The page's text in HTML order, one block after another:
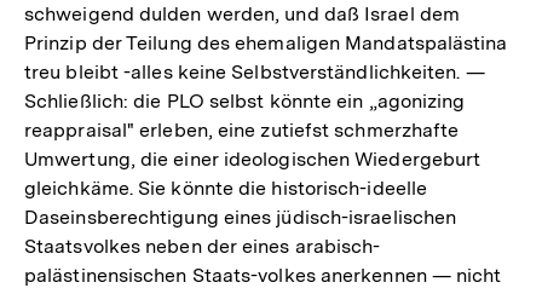
schweigend dulden werden, und daß Israel dem
Prinzip der Teilung des ehemaligen Mandatspalästina
treu bleibt -alles keine Selbstverständlichkeiten. —
Schließlich: die PLO selbst könnte ein „agonizing
reappraisal" erleben, eine zutiefst schmerzhafte
Umwertung, die einer ideologischen Wiedergeburt
gleichkäme. Sie könnte die historisch-ideelle
Daseinsberechtigung eines jüdisch-israelischen
Staatsvolkes neben der eines arabisch-
palästinensischen Staats-volkes anerkennen — nicht